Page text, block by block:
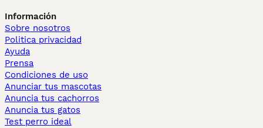
Información
Sobre nosotros
Politica privacidad
Ayuda
Prensa
Condiciones de uso
Anunciar tus mascotas
Anuncia tus cachorros
Anuncia tus gatos
Test perro ideal